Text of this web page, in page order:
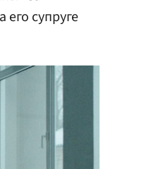
супруге